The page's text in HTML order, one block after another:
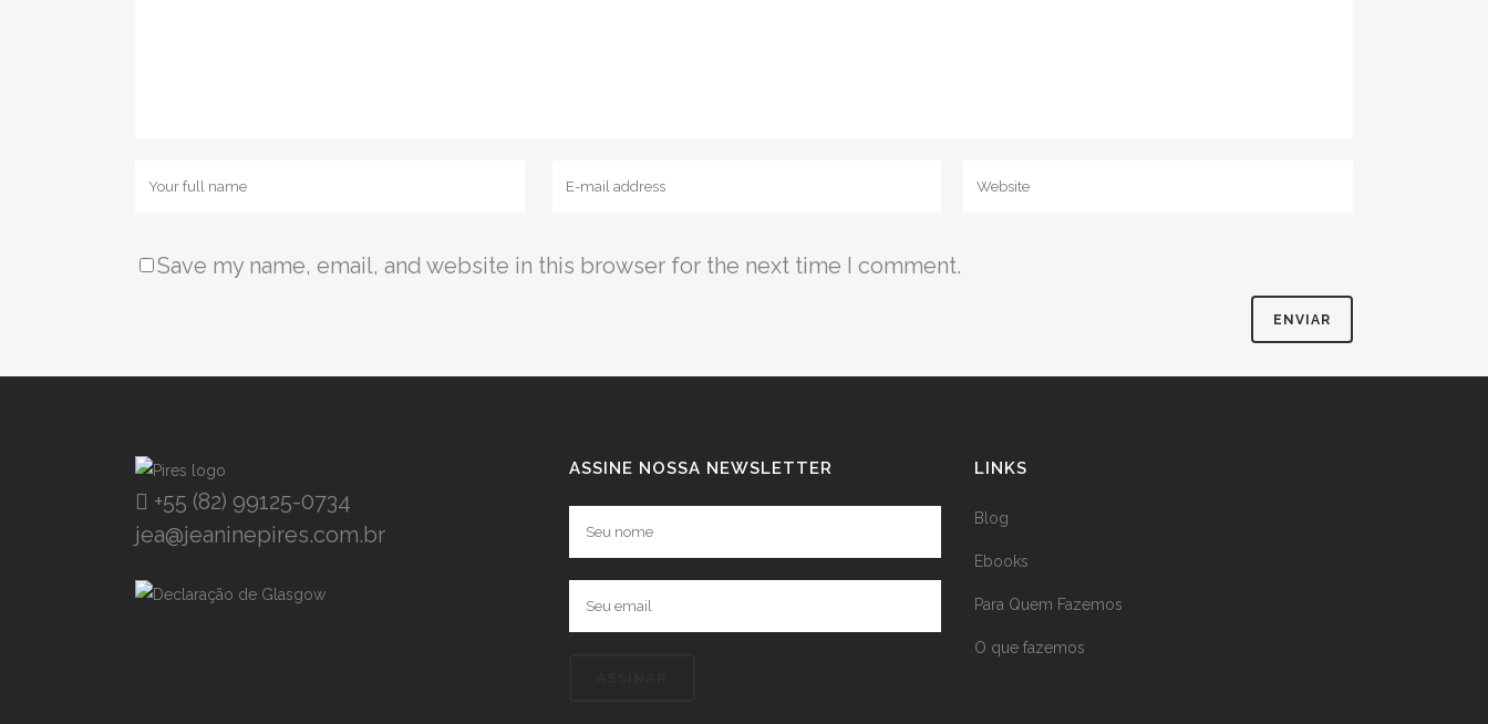
Save my name, email, and website in this browser for the next time I comment.
+55 (82) 99125-0734
jea@jeaninepires.com.br
ASSINE NOSSA NEWSLETTER LINKS
Blog
Ebooks
Para Quem Fazemos
O que fazemos